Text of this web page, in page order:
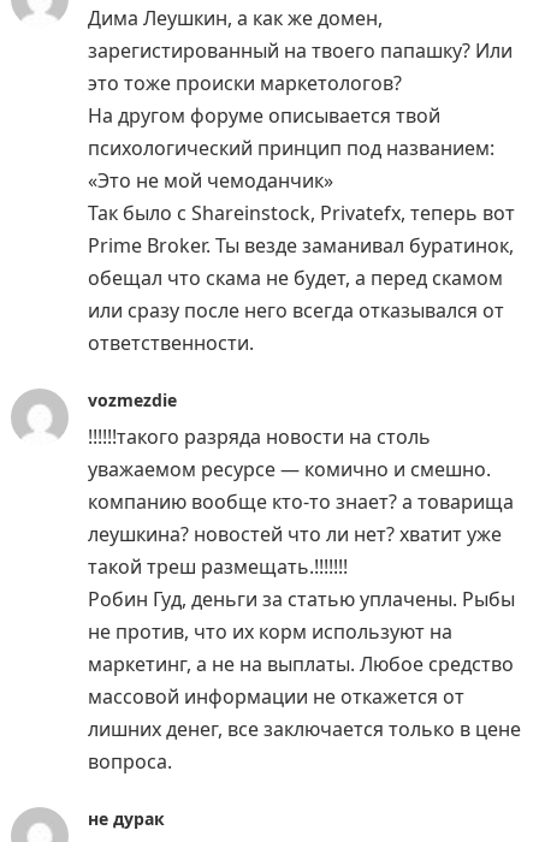
Дима Леушкин, а как же домен,
зарегистированный на твоего папашку? Или
это тоже происки маркетологов?
На другом форуме описывается твой
психологический принцип под названием:
«Это не мой чемоданчик»
Так было с Shareinstock, Privatefx, теперь вот
Prime Broker. Ты везде заманивал буратинок,
обещал что скама не будет, а перед скамом
или сразу после него всегда отказывался от
ответственности.
vozmezdie
!!!!!!такого разряда новости на столь
уважаемом ресурсе — комично и смешно.
компанию вообще кто-то знает? а товарища
леушкина? новостей что ли нет? хватит уже
такой треш размещать.!!!!!!!
Робин Гуд, деньги за статью уплачены. Рыбы
не против, что их корм используют на
маркетинг, а не на выплаты. Любое средство
массовой информации не откажется от
лишних денег, все заключается только в цене
вопроса.
не дурак